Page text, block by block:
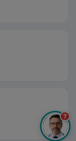
?